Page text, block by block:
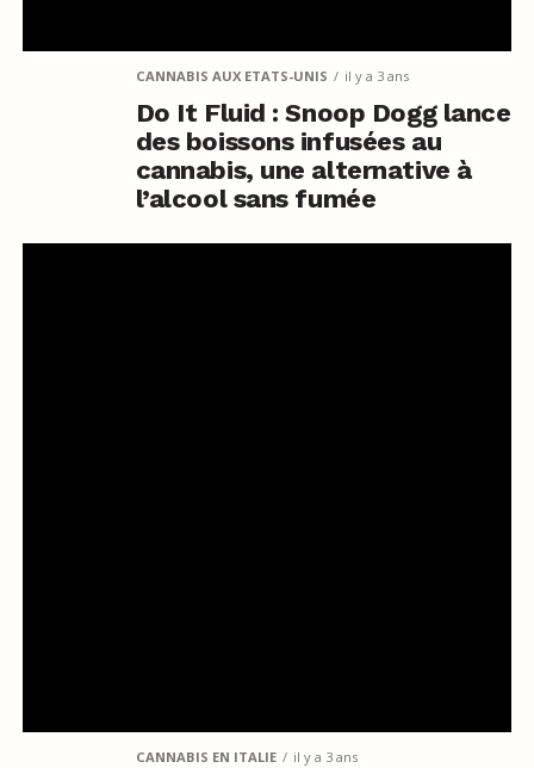
CANNABIS AUX ETATS-UNIS il y a 3 ans
Do It Fluid : Snoop Dogg lance
des boissons infusées au
cannabis, une alternative à
l’alcool sans fumée
CANNABIS EN ITALIE il y a 3 ans